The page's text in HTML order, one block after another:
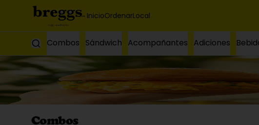
InicioOrdenarLocal
Combos Sándwich Acompañantes Adiciones
Combos